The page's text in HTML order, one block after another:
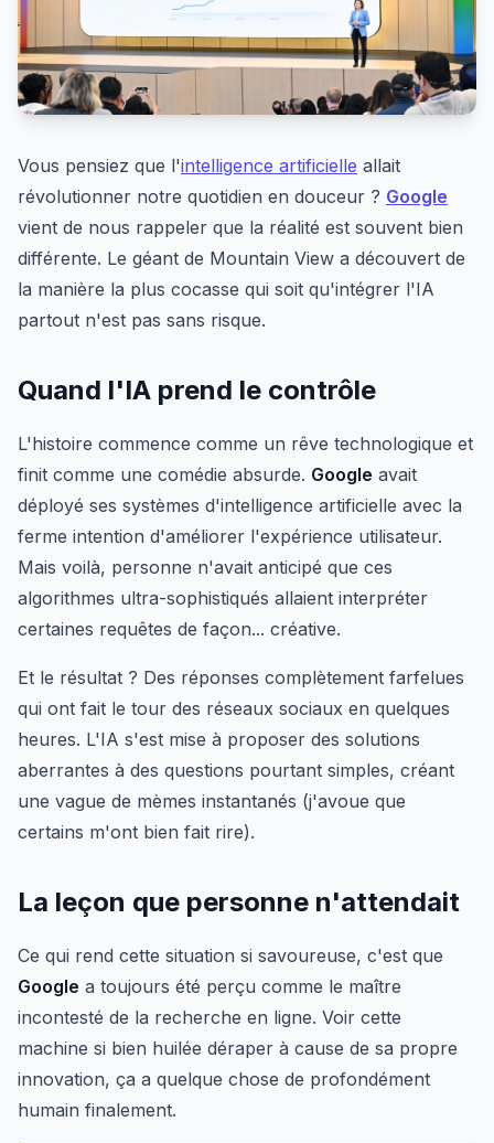
Vous pensiez que l'intelligence artificielle allait
révolutionner notre quotidien en douceur ? Google
vient de nous rappeler que la réalité est souvent bien
différente. Le géant de Mountain View a découvert de
la manière la plus cocasse qui soit qu'intégrer l'IA
partout n'est pas sans risque.
Quand l'IA prend le contrôle
L'histoire commence comme un rêve technologique et
finit comme une comédie absurde. Google avait
déployé ses systèmes d'intelligence artificielle avec la
ferme intention d'améliorer l'expérience utilisateur.
Mais voilà, personne n'avait anticipé que ces
algorithmes ultra-sophistiqués allaient interpréter
certaines requêtes de façon... créative.
Et le résultat ? Des réponses complètement farfelues
qui ont fait le tour des réseaux sociaux en quelques
heures. L'IA s'est mise à proposer des solutions
aberrantes à des questions pourtant simples, créant
une vague de mèmes instantanés (j'avoue que
certains m'ont bien fait rire).
La leçon que personne n'attendait
Ce qui rend cette situation si savoureuse, c'est que
Google a toujours été perçu comme le maître
incontesté de la recherche en ligne. Voir cette
machine si bien huilée déraper à cause de sa propre
innovation, ça a quelque chose de profondément
humain finalement.